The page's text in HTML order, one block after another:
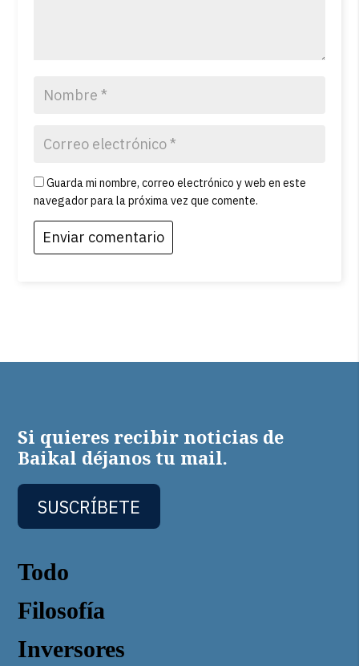
Guarda mi nombre, correo electrónico y web en este
navegador para la próxima vez que comente.
Todo
Filosofía
Inversores
Si quieres recibir noticias de
Baikal déjanos tu mail.
SUSCRÍBETE